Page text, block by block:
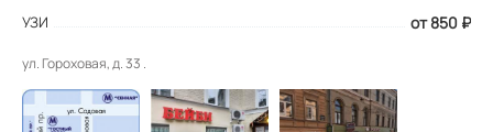
УЗИ от 850 ₽
ул. Гороховая, д. 33 .